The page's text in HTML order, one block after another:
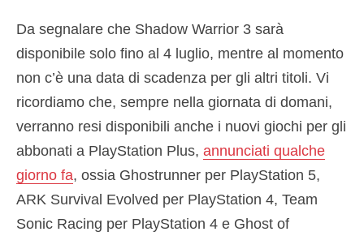
Da segnalare che Shadow Warrior 3 sarà
disponibile solo fino al 4 luglio, mentre al momento
non c’è una data di scadenza per gli altri titoli. Vi
ricordiamo che, sempre nella giornata di domani,
verranno resi disponibili anche i nuovi giochi per gli
abbonati a PlayStation Plus, annunciati qualche
giorno fa, ossia Ghostrunner per PlayStation 5,
ARK Survival Evolved per PlayStation 4, Team
Sonic Racing per PlayStation 4 e Ghost of